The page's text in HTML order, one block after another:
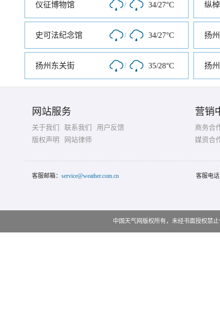
仪征博物馆 / 34/27°C 纵
史可法纪念馆 / 34/27°C 扬
扬州东关街 / 35/28°C 扬
网站服务
关于我们 联系我们
用户反馈
版权声明
网站律师
营销
商务合
媒资合
客服邮箱： service@weather.com.cn 客服电
中国天气网版权所有，未经书面授权